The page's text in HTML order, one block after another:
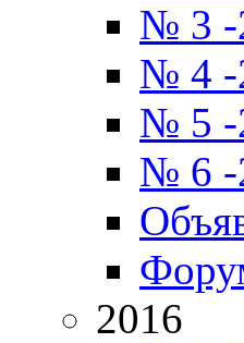
№ 3 -
№ 4 -
№ 5 -
№ 6 -
2016